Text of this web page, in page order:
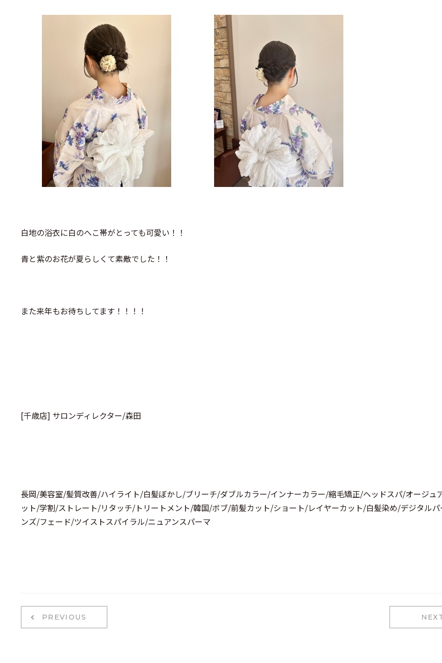
白地の浴衣に白のへこ帯がとっても可愛い！！
青と紫のお花が夏らしくて素敵でした！！
また来年もお待ちしてます！！！！
[千歳店] サロンディレクター/森田
長岡/美容室/髪質改善/ハイライト/白髪ぼかし/ブリーチ/ダブルカラー/インナーカラー/縮毛矯正/ヘッドスパ/オージュ
ット/学割/ストレート/リタッチ/トリートメント/韓国/ボブ/前髪カット/ショート/レイヤーカット/白髪染め/デジタルパ
ンズ/フェード/ツイストスパイラル/ニュアンスパーマ
PREVIOUS